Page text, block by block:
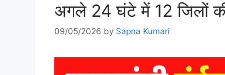
अगले 24 घंटे में 12 जिलों
09/05/2026 by Sapna Kumari